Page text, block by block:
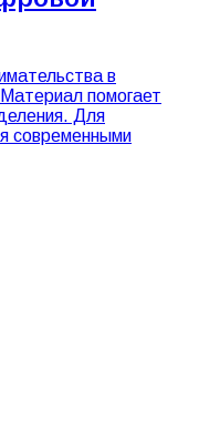
в
помогает
Для
современными